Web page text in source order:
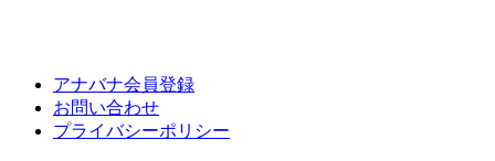
アナバナ会員登録
お問い合わせ
プライバシーポリシー